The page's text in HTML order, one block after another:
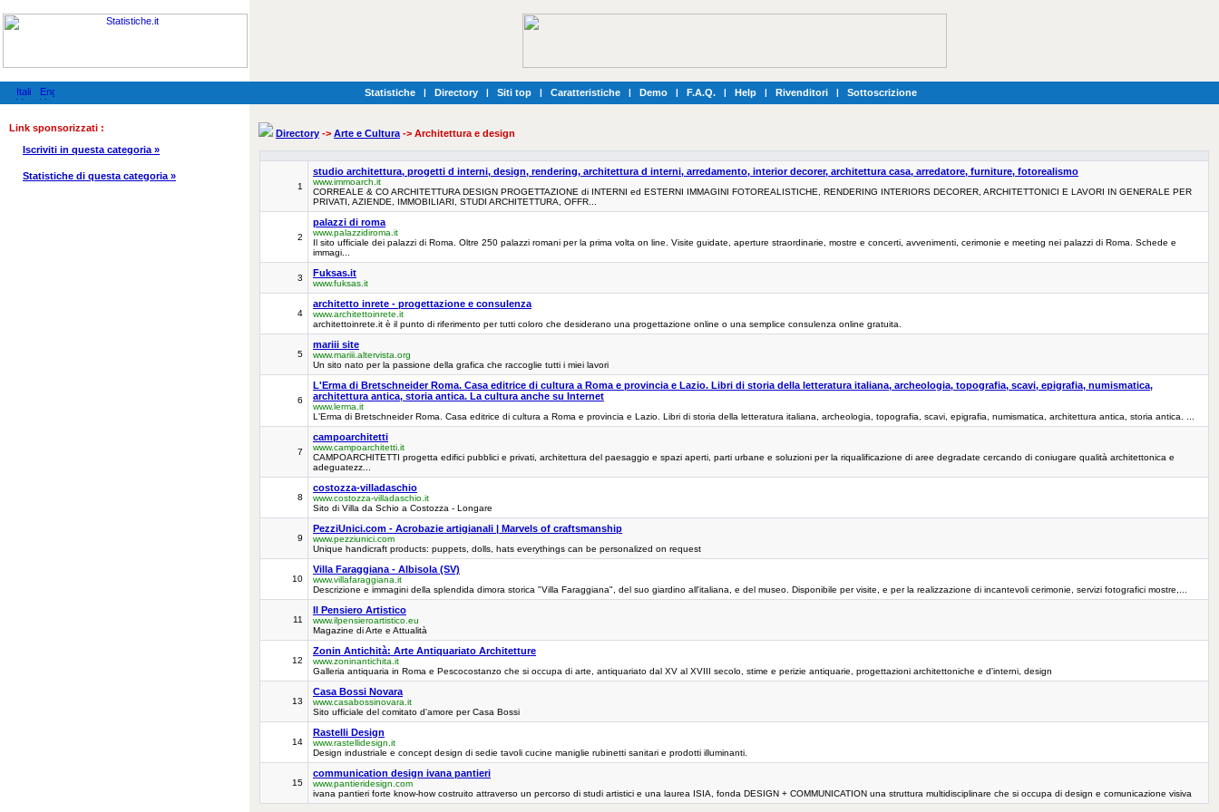
Statistiche | Directory | Siti top | Caratteristiche | Demo | F.A.Q. | Help | Rivenditori | Sottoscrizione
Link sponsorizzati :
Iscriviti in questa categoria »
Statistiche di questa categoria »
Directory -> Arte e Cultura -> Architettura e design
1
studio architettura, progetti d interni, design, rendering, architettura d interni, arredamento, interior decorer, architettura casa, arredatore, furniture, fotorealismo
www.immoarch.it
CORREALE & CO ARCHITETTURA DESIGN PROGETTAZIONE di INTERNI ed ESTERNI IMMAGINI FOTOREALISTICHE, RENDERING INTERIORS DECORER, ARCHITETTONICI E LAVORI IN GENERALE PER
PRIVATI, AZIENDE, IMMOBILIARI, STUDI ARCHITETTURA, OFFR...
2
palazzi di roma
www.palazzidiroma.it
Il sito ufficiale dei palazzi di Roma. Oltre 250 palazzi romani per la prima volta on line. Visite guidate, aperture straordinarie, mostre e concerti, avvenimenti, cerimonie e meeting nei palazzi di Roma. Schede e
immagi...
3 Fuksas.it
www.fuksas.it
4
architetto inrete - progettazione e consulenza
www.architettoinrete.it
architettoinrete.it è il punto di riferimento per tutti coloro che desiderano una progettazione online o una semplice consulenza online gratuita.
5
mariii site
www.mariii.altervista.org
Un sito nato per la passione della grafica che raccoglie tutti i miei lavori
6
L'Erma di Bretschneider Roma. Casa editrice di cultura a Roma e provincia e Lazio. Libri di storia della letteratura italiana, archeologia, topografia, scavi, epigrafia, numismatica,
architettura antica, storia antica. La cultura anche su Internet
www.lerma.it
L'Erma di Bretschneider Roma. Casa editrice di cultura a Roma e provincia e Lazio. Libri di storia della letteratura italiana, archeologia, topografia, scavi, epigrafia, numismatica, architettura antica, storia antica. ...
7
campoarchitetti
www.campoarchitetti.it
CAMPOARCHITETTI progetta edifici pubblici e privati, architettura del paesaggio e spazi aperti, parti urbane e soluzioni per la riqualificazione di aree degradate cercando di coniugare qualità architettonica e
adeguatezz...
8
costozza-villadaschio
www.costozza-villadaschio.it
Sito di Villa da Schio a Costozza - Longare
9
PezziUnici.com - Acrobazie artigianali | Marvels of craftsmanship
www.pezziunici.com
Unique handicraft products: puppets, dolls, hats everythings can be personalized on request
10
Villa Faraggiana - Albisola (SV)
www.villafaraggiana.it
Descrizione e immagini della splendida dimora storica "Villa Faraggiana", del suo giardino all'italiana, e del museo. Disponibile per visite, e per la realizzazione di incantevoli cerimonie, servizi fotografici mostre,...
11
Il Pensiero Artistico
www.ilpensieroartistico.eu
Magazine di Arte e Attualità
12
Zonin Antichità: Arte Antiquariato Architetture
www.zoninantichita.it
Galleria antiquaria in Roma e Pescocostanzo che si occupa di arte, antiquariato dal XV al XVIII secolo, stime e perizie antiquarie, progettazioni architettoniche e d'interni, design
13
Casa Bossi Novara
www.casabossinovara.it
Sito ufficiale del comitato d'amore per Casa Bossi
14
Rastelli Design
www.rastellidesign.it
Design industriale e concept design di sedie tavoli cucine maniglie rubinetti sanitari e prodotti illuminanti.
15
communication design ivana pantieri
www.pantieridesign.com
ivana pantieri forte know-how costruito attraverso un percorso di studi artistici e una laurea ISIA, fonda DESIGN + COMMUNICATION una struttura multidisciplinare che si occupa di design e comunicazione visiva